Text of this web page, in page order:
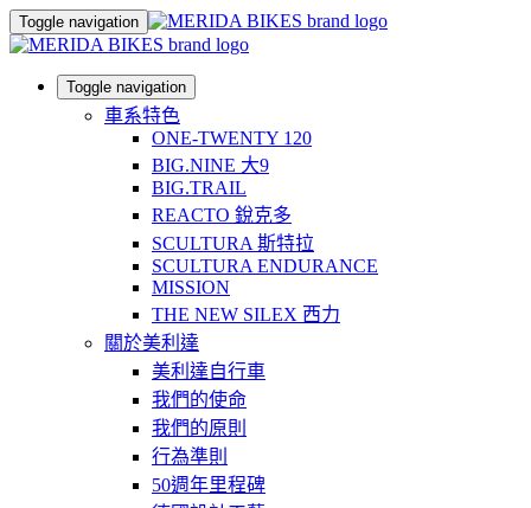
Toggle navigation
Toggle navigation
車系特色
ONE-TWENTY 120
BIG.NINE 大9
BIG.TRAIL
REACTO 銳克多
SCULTURA 斯特拉
SCULTURA ENDURANCE
MISSION
THE NEW SILEX 西力
關於美利達
美利達自行車
我們的使命
我們的原則
行為準則
50週年里程碑